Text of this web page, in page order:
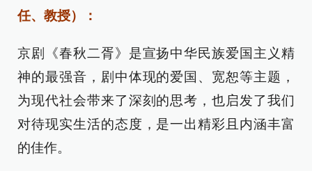
任、教授）：
京剧《春秋二胥》是宣扬中华民族爱国主义精
神的最强音，剧中体现的爱国、宽恕等主题，
为现代社会带来了深刻的思考，也启发了我们
对待现实生活的态度，是一出精彩且内涵丰富
的佳作。